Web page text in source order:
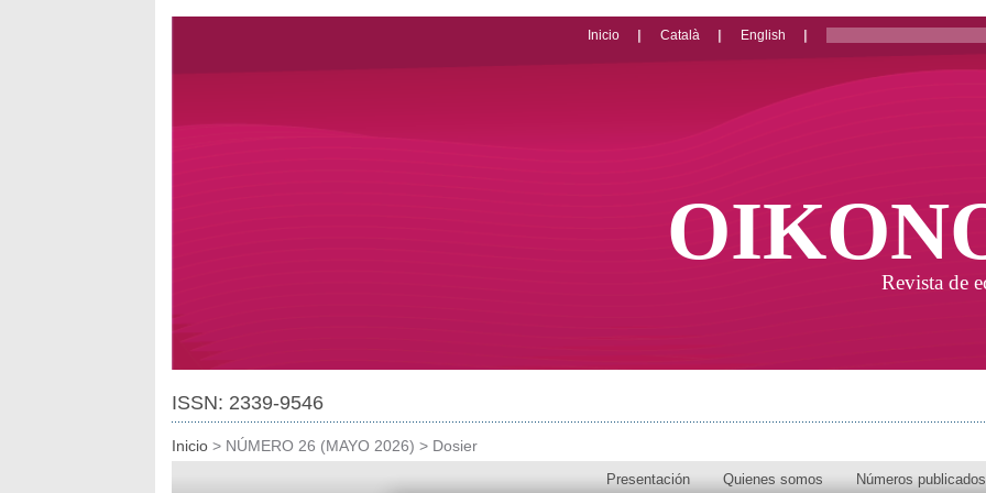
Inicio Català English
Revista de
ISSN: 2339-9546
Inicio> NÚMERO 26 (MAYO 2026) > Dosier
Presentación Quienes somos Números publicados